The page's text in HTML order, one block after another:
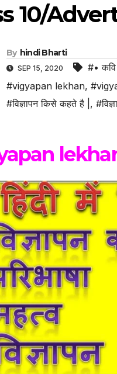
10/
By hindi Bharti
SEP 15, 2020 #• कवि
#vigyapan lekhan,
#विज्ञापन किसे कहते है | ,